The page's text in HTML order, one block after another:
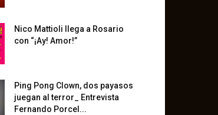
Nico Mattioli llega a Rosario
con “¡Ay! Amor!”
Ping Pong Clown, dos payasos
juegan al terror_ Entrevista
Fernando Porcel...